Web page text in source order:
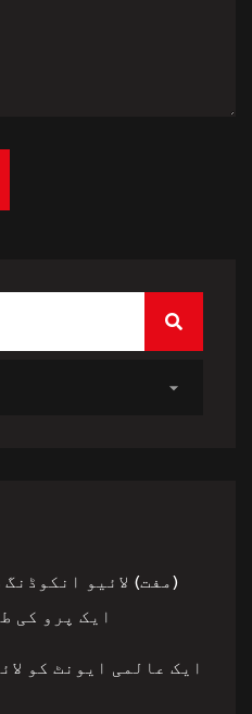
(مفت) لائیو
ایک پرو کی
ایک عالمی ایونٹ کو